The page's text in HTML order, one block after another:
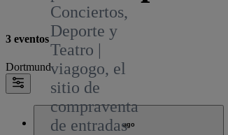
Conciertos,
Deporte y
Teatro |
viagogo, el
sitio de
compraventa
de entradas
3 eventos
Dortmund
ago